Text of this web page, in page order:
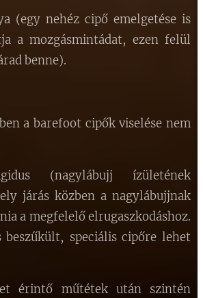
(egy nehéz cipő emelgetése is
a mozgásmintádat, ezen felül
benne).
a barefoot cipők viselése nem
(nagylábujj ízületének
járás közben a nagylábujjnak
a megfelelő elrugaszkodáshoz.
beszűkült, speciális cipőre lehet
érintő műtétek után szintén